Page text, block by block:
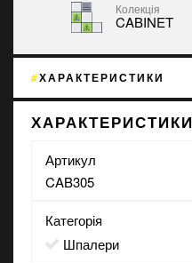
Колекція
CABINET
ХАРАКТЕРИСТИКИ
ХАРАКТЕРИСТИКИ
Артикул
CAB305
Категорія
Шпалери